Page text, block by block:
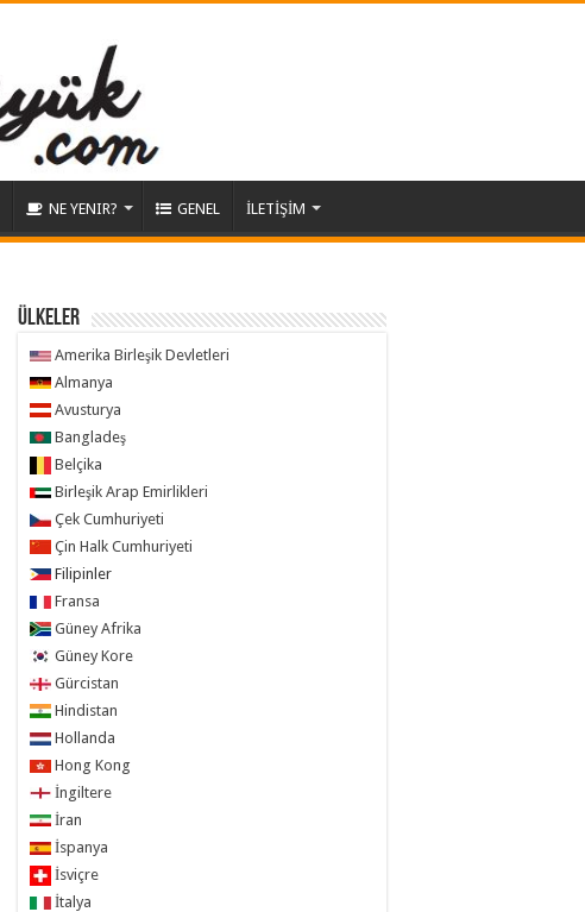
NE YENIR? GENEL İLETİŞİM
ÜLKELER
Amerika Birleşik Devletleri
Almanya
Avusturya
Bangladeş
Belçika
Birleşik Arap Emirlikleri
Çek Cumhuriyeti
Çin Halk Cumhuriyeti
Filipinler
Fransa
Güney Afrika
Güney Kore
Gürcistan
Hindistan
Hollanda
Hong Kong
İngiltere
İran
İspanya
İsviçre
İtalya